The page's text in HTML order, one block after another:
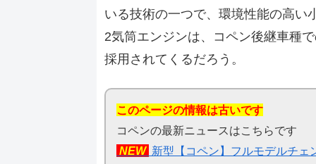
いる技術の一つで、環境性能の高い
2気筒エンジンは、コペン後継車種
採用されてくるだろう。
このページの情報は古いです
コペンの最新ニュースはこちらです
NEW 新型【コペン】フルモデルチェ